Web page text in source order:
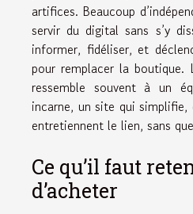
artifices. Beaucoup
servir du digital sans s’y
informer, fidéliser, et
pour remplacer la
ressemble souvent à un
incarne, un site qui simplifie,
entretiennent le lien, sans
Ce qu’il faut
d’acheter